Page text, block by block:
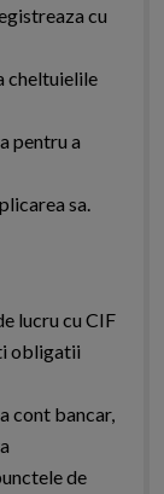
cu
cheltuielile
pentru a
sa.
lucru cu CIF
obligatii
cont bancar,
de